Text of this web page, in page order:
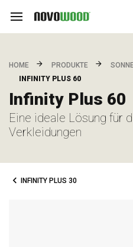
HOME PRODUKTE
INFINITY PLUS 60
Infinity Plus 60
Eine ideale Lösung für
Verkleidungen
INFINITY PLUS 30